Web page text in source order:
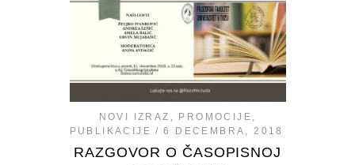
NOVI IZRAZ , PROMOCIJE ,
PUBLIKACIJE
6 DECEMBRA, 2018
RAZGOVOR O ČASOPISNOJ